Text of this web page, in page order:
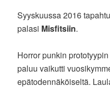
Syyskuussa 2016
palasi Misfitsiin.
Horror punkin
paluu vaikutti
epätodennäköiseltä.